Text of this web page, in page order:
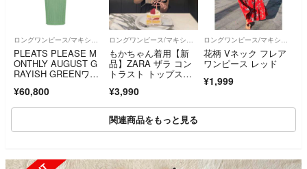
ロングワンピース/マキシワンピース
PLEATS PLEASE M
ONTHLY AUGUST G
RAYISH GREENワン
¥60,800
ロングワンピース/マキシワンピース
もかちゃん着用【新
品】ZARA ザラ コン
トラスト トップステ
ス ブラック
¥3,990
ロングワンピース/マキシワンピース
花柄 Vネック フレア
ワンピース レッド
¥1,999
関連商品をもっと見る